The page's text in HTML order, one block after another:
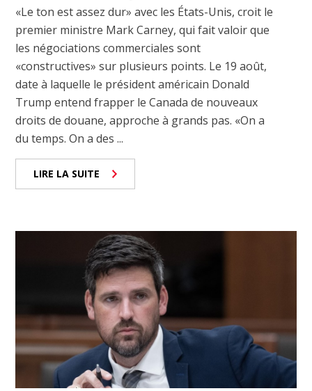
«Le ton est assez dur» avec les États-Unis, croit le
premier ministre Mark Carney, qui fait valoir que
les négociations commerciales sont
«constructives» sur plusieurs points. Le 19 août,
date à laquelle le président américain Donald
Trump entend frapper le Canada de nouveaux
droits de douane, approche à grands pas. «On a
du temps. On a des ...
LIRE LA SUITE